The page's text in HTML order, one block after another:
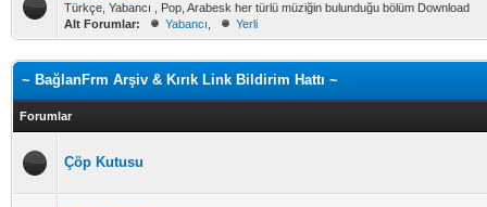
Türkçe, Yabancı , Pop, Arabesk her türlü müziğin bulunduğu bölüm Download
Alt Forumlar:
Yabancı Yerli
~ BağlanFrm Arşiv & Kırık Link Bildirim Hattı ~
Forumlar
Çöp Kutusu